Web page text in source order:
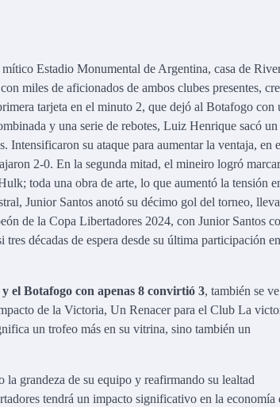
Estadio Monumental de Argentina, casa de
miles de aficionados de ambos clubes presentes,
tarjeta en el minuto 2, que dejó al Botafogo con
y una serie de rebotes, Luiz Henrique sacó
su ataque para aumentar la ventaja, en
2-0. En la segunda mitad, el mineiro logró
toda una obra de arte, lo que aumentó la tensión
Junior Santos anotó su décimo gol del torneo,
de la Copa Libertadores 2024, con Junior Santos
décadas de espera desde su última participación
el Botafogo con apenas 8 convirtió 3, también se ve
de la Victoria, Un Renacer para el Club La
un trofeo más en su vitrina, sino también un
grandeza de su equipo y reafirmando su lealtad
tendrá un impacto significativo en la economía